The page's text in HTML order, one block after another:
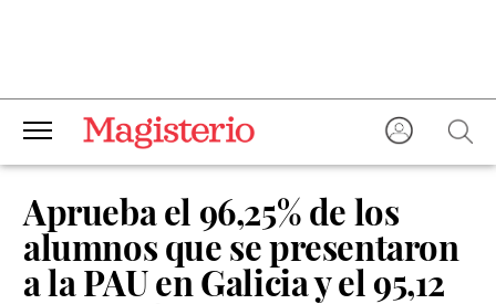
Aprueba el 96,25% de los
alumnos que se presentaron
a la PAU en Galicia y el 95,12